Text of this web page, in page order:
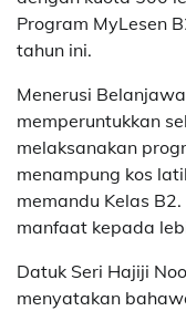
Program MyLesen
tahun ini.
Menerusi
memperuntukkan
melaksanakan
menampung kos
memandu Kelas
manfaat kepada
Datuk Seri Hajiji
menyatakan